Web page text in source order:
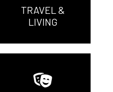
TRAVEL &
LIVING